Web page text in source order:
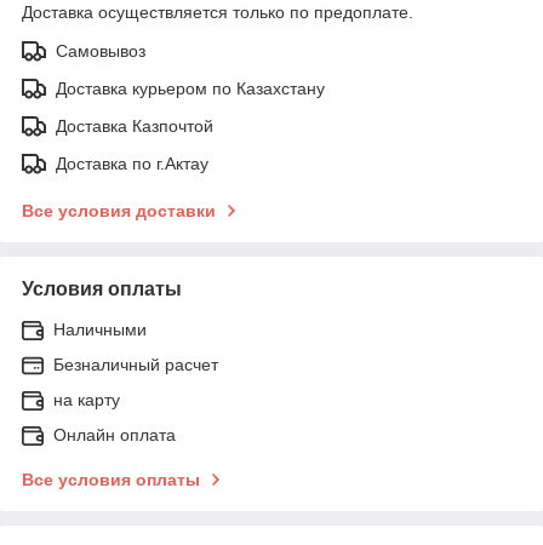
Доставка осуществляется только по предоплате.
Самовывоз
Доставка курьером по Казахстану
Доставка Казпочтой
Доставка по г.Актау
Все условия доставки
Условия оплаты
Наличными
Безналичный расчет
на карту
Онлайн оплата
Все условия оплаты